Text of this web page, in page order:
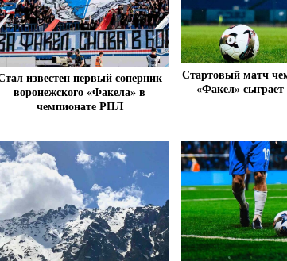
известен первый соперник
воронежского «Факела» в
чемпионате РПЛ
Стартовый матч
«Факел»